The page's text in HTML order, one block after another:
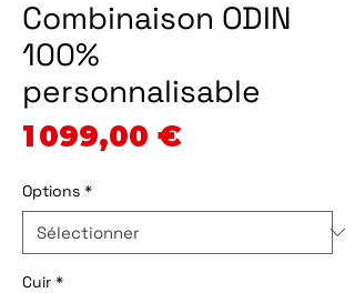
Combinaison ODIN
100%
personnalisable
1 099,00 €Prix
Options *
Cuir *